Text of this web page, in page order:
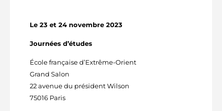
Le 23 et 24 novembre 2023
Journées d’études
École française d’Extrême-Orient
Grand Salon
22 avenue du président Wilson
75016 Paris